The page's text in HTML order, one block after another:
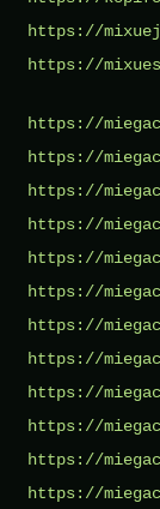
https://
https://
https://
https://
https://
https://
https://
https://
https://
https://
https://
https://
https://
https://